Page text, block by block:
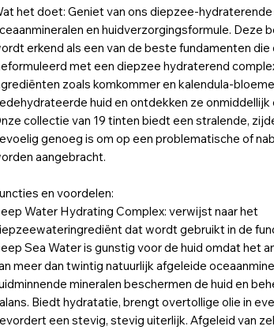
het doet: Geniet van ons diepzee-hydraterende
en huidverzorgingsformule. Deze
erkend als een van de beste fundamenten die
met een diepzee hydraterend
zoals komkommer en kalendula-
huid en ontdekken ze
collectie van 19 tinten biedt een stralende,
genoeg is om op een problematische of
aangebracht.
en voordelen:
Water Hydrating Complex: verwijst naar het
dat wordt gebruikt in de
Sea Water is gunstig voor de huid omdat het
meer dan twintig natuurlijk afgeleide
mineralen beschermen de huid en
Biedt hydratatie, brengt overtollige olie in
een stevig, stevig uiterlijk. Afgeleid van